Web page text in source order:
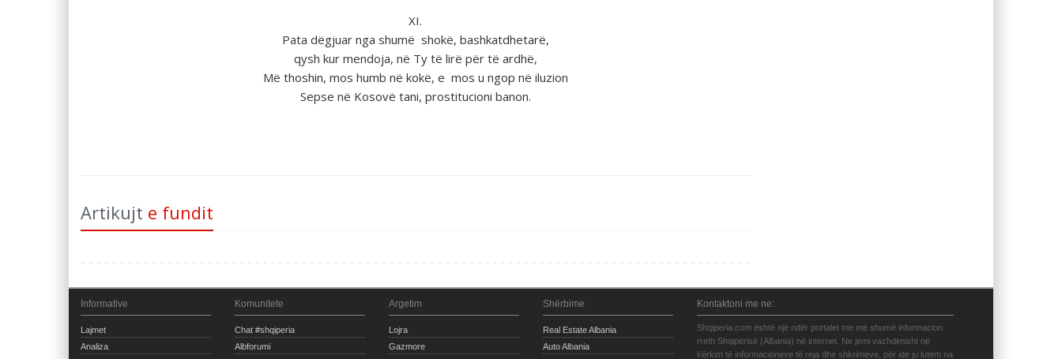
XI.
Pata dёgjuar nga shumё shokё, bashkatdhetarё,
qysh kur mendoja, nё Ty tё lirё pёr tё ardhё,
Mё thoshin, mos humb nё kokё, e mos u ngop nё iluzion
Sepse në Kosovё tani, prostitucioni banon.
Artikujt e fundit
Informative
Lajmet
Analiza
Komunitete
Chat #shqiperia
Albforumi
Argetim
Lojra
Gazmore
Shërbime
Real Estate Albania
Auto Albania
Kontaktoni me ne:
Shqiperia.com është një ndër portalet me më shumë informacion
rreth Shqipërisë (Albania) në internet. Ne jemi vazhdimisht në
kërkim të informacioneve të reja dhe shkrimeve, për ide ju lutem na